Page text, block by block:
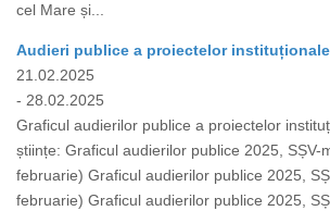
cel Mare și...
Audieri publice a proiectelor instituționale
21.02.2025
- 28.02.2025
Graficul audierilor publice a proiectelor
științe: Graficul audierilor publice 2025, SȘV-
februarie) Graficul audierilor publice 2025,
februarie) Graficul audierilor publice 2025,